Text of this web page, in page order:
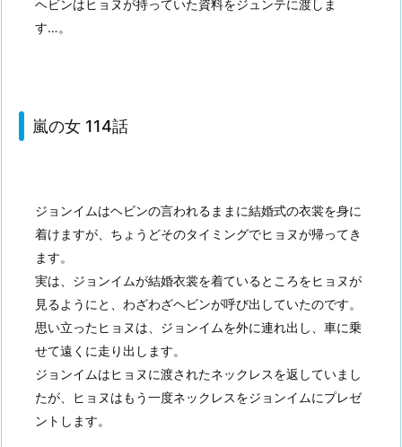
ヘビンはヒョヌが持っていた資料をジュンテに渡しま
す…。
嵐の女 114話
ジョンイムはヘビンの言われるままに結婚式の衣裳を身に
着けますが、ちょうどそのタイミングでヒョヌが帰ってき
ます。
実は、ジョンイムが結婚衣裳を着ているところをヒョヌが
見るようにと、わざわざヘビンが呼び出していたのです。
思い立ったヒョヌは、ジョンイムを外に連れ出し、車に乗
せて遠くに走り出します。
ジョンイムはヒョヌに渡されたネックレスを返していまし
たが、ヒョヌはもう一度ネックレスをジョンイムにプレゼ
ントします。